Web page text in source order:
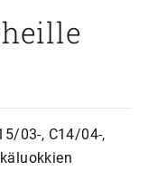
03-, C14/04-,